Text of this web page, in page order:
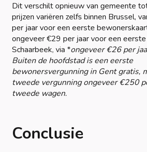
Dit verschilt opnieuw van gemeente
prijzen variëren zelfs binnen Brussel,
per jaar voor een eerste
ongeveer €29 per jaar voor een
Schaarbeek, via *ongeveer €26 per
Buiten de hoofdstad is een eerste
bewonersvergunning in Gent gratis,
tweede vergunning ongeveer €250
tweede wagen.
Conclusie